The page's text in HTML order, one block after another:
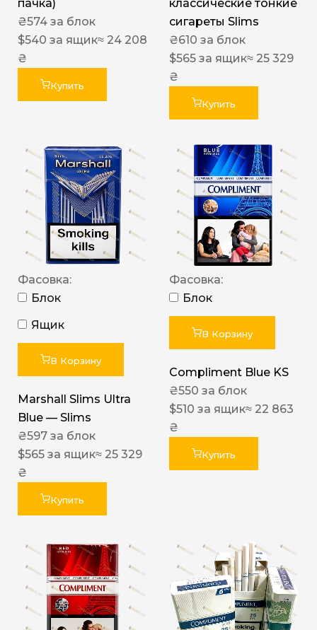
пачка)
₴574 за блок
$540 за ящик≈ 24 208
₴
Купить
классические тонкие
сигареты Slims
₴610 за блок
$565 за ящик≈ 25 329
₴
Купить
Фасовка:
Блок
Ящик
В Корзину
Marshall Slims Ultra
Blue — Slims
₴597 за блок
$565 за ящик≈ 25 329
₴
Купить
Фасовка:
Блок
В Корзину
Compliment Blue KS
₴550 за блок
$510 за ящик≈ 22 863
₴
Купить